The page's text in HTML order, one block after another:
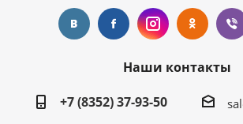
Наши контакты
+7 (8352) 37-93-50